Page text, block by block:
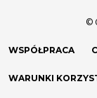
©
WSPÓŁPRACA
WARUNKI